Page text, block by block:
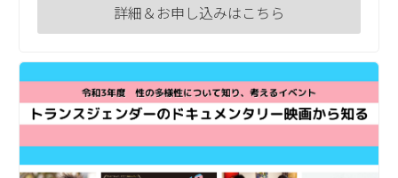
詳細＆お申し込みはこちら